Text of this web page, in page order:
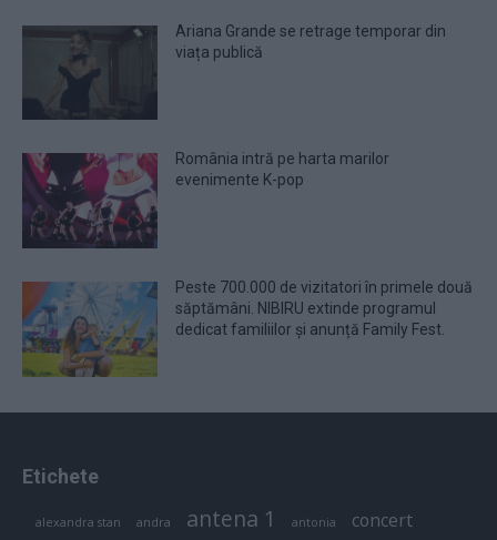
Ariana Grande se retrage temporar din
viața publică
România intră pe harta marilor
evenimente K-pop
Peste 700.000 de vizitatori în primele două
săptămâni. NIBIRU extinde programul
dedicat familiilor și anunță Family Fest.
Etichete
alexandra stan andra antena 1 antonia concert